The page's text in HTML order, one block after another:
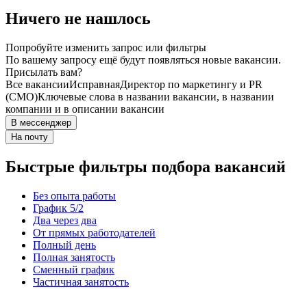
Ничего не нашлось
Попробуйте изменить запрос или фильтры
По вашему запросу ещё будут появляться новые вакансии.
Присылать вам?
Все вакансииИсправнаяДиректор по маркетингу и PR
(CMO)Ключевые слова в названии вакансии, в названии
компании и в описании вакансии
В мессенджер
На почту
Быстрые фильтры подбора вакансий
Без опыта работы
График 5/2
Два через два
От прямых работодателей
Полный день
Полная занятость
Сменный график
Частичная занятость